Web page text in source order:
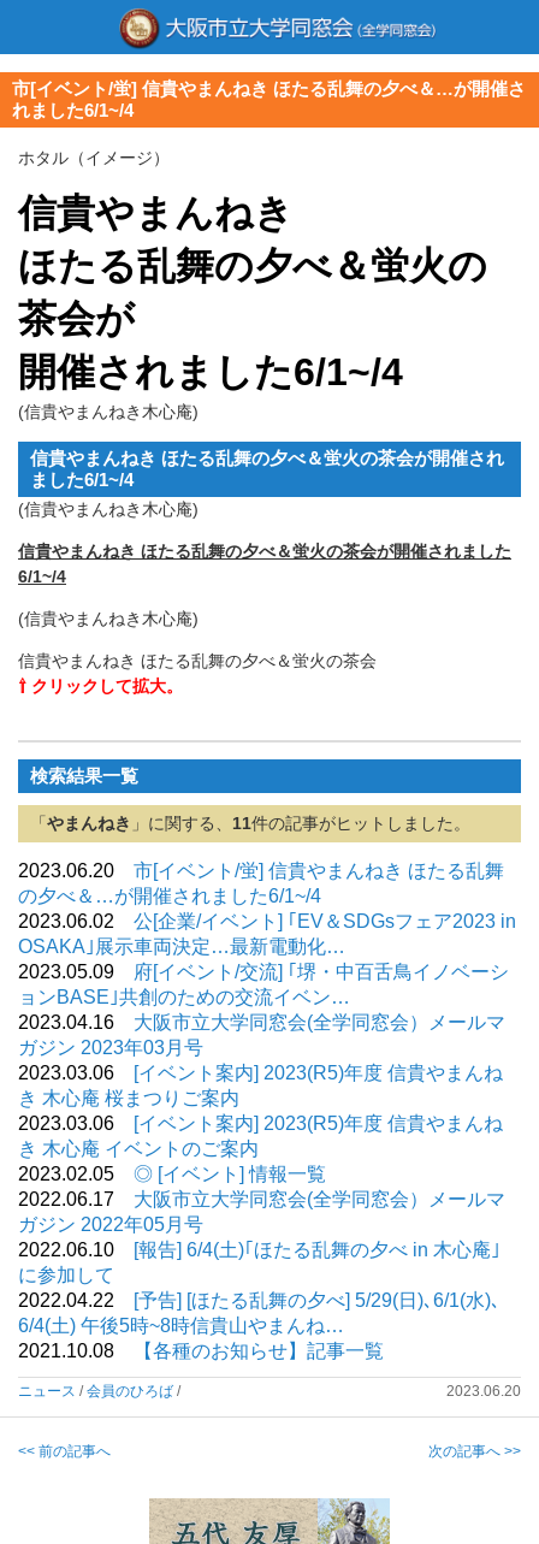
市[イベント/蛍] 信貴やまんねき ほたる乱舞の夕べ＆…が開催さ
れました6/1~/4
ホタル（イメージ）
信貴やまんねき
ほたる乱舞の夕べ＆蛍火の
茶会が
開催されました6/1~/4
(信貴やまんねき木心庵)
信貴やまんねき ほたる乱舞の夕べ＆蛍火の茶会が開催され
ました6/1~/4
(信貴やまんねき木心庵)
信貴やまんねき ほたる乱舞の夕べ＆蛍火の茶会が開催されました
6/1~/4
(信貴やまんねき木心庵)
信貴やまんねき ほたる乱舞の夕べ＆蛍火の茶会
⇧ クリックして拡大。
検索結果一覧
「 やまんねき 」に関する、 11件の記事がヒットしました。
2023.06.20 市[イベント/蛍] 信貴やまんねき ほたる乱舞
の夕べ＆…が開催されました6/1~/4
2023.06.02 公[企業/イベント] ｢EV＆SDGsフェア2023 in
OSAKA｣展示車両決定…最新電動化…
2023.05.09
府[イベント/交流] ｢堺・中百舌鳥イノベーシ
ョンBASE｣共創のための交流イベン…
2023.04.16 大阪市立大学同窓会(全学同窓会）メールマ
ガジン 2023年03月号
2023.03.06
[イベント案内] 2023(R5)年度 信貴やまんね
き 木心庵 桜まつりご案内
2023.03.06
[イベント案内] 2023(R5)年度 信貴やまんね
き 木心庵 イベントのご案内
2023.02.05 ◎ [イベント] 情報一覧
2022.06.17 大阪市立大学同窓会(全学同窓会）メールマ
ガジン 2022年05月号
2022.06.10
[報告] 6/4(土)｢ほたる乱舞の夕べ in 木心庵｣
に参加して
2022.04.22
[予告] [ほたる乱舞の夕べ] 5/29(日)､6/1(水)､
6/4(土) 午後5時~8時信貴山やまんね…
2021.10.08
【各種のお知らせ】記事一覧
ニュース /会員のひろば / 2023.06.20
<< 前の記事へ 次の記事へ >>